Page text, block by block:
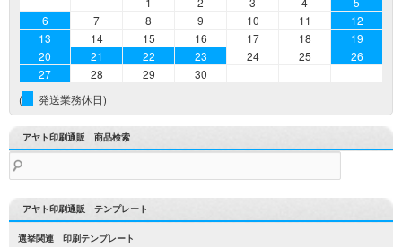
6
7 8 9 10 11
12
13
14 15 16 17 18
19
20
21 22 23 24 25
26
27
28 29
30
(
発送業務休日)
アヤト印刷通販 商品検索
検
索:
アヤト印刷通販 テンプレート
選挙関連 印刷テンプレート